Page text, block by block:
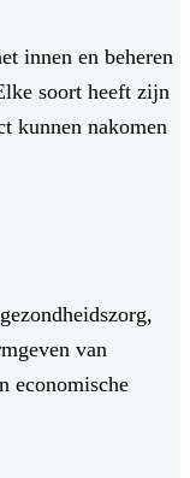
innen en beheren
soort heeft zijn
kunnen nakomen
van
economische